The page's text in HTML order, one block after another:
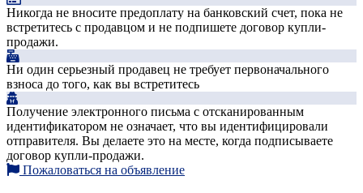
Никогда не вносите предоплату на банковский счет, пока не
встретитесь с продавцом и не подпишете договор купли-
продажи.
Ни один серьезный продавец не требует первоначального
взноса до того, как вы встретитесь
Получение электронного письма с отсканированным
идентификатором не означает, что вы идентифицировали
отправителя. Вы делаете это на месте, когда подписываете
договор купли-продажи.
Пожаловаться на объявление